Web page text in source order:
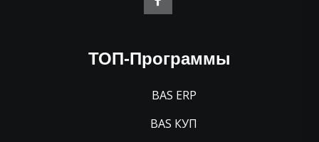
ТОП-Программы
BAS ERP
BAS КУП